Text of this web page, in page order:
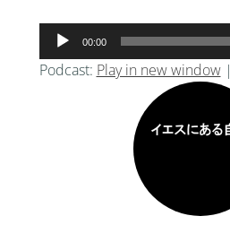
声
プ
00:00
Podcast: Play in new window|